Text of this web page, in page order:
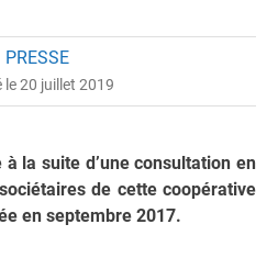
PRESSE
le 20 juillet 2019
la suite d’une consultation en
de cette coopérative
en septembre 2017.